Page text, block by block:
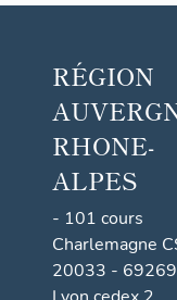
RÉGION
RHONE-
ALPES
- 101 cours
Charlemagne
20033 - 69269